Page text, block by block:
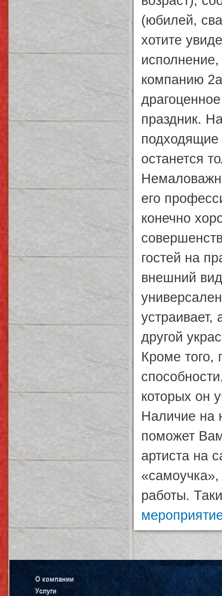
(юбилей,
хотите
компанию
праздник.
подходящие
останется
его
конечно
гостей на
внешний
устраивает,
другой
Кроме того,
которых он
Наличие на
поможет
артиста на
работы.
О компании
Услуги